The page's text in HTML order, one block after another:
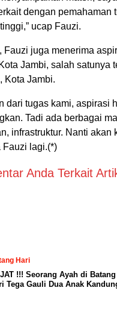
dengan
ucap Fauzi.
Fauzi juga menerima
Jambi, salah satunya
Kota Jambi.
dari tugas kami, aspirasi
Tadi ada berbagai
infrastruktur. Nanti
Fauzi lagi.(*)
Anda Terkait
Hari
!!! Seorang Ayah di Batang
Tega Gauli Dua Anak